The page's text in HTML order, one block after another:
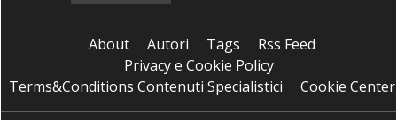
About Autori Tags
Rss Feed
Privacy e Cookie Policy
Terms&Conditions Contenuti Specialistici
Cookie Center